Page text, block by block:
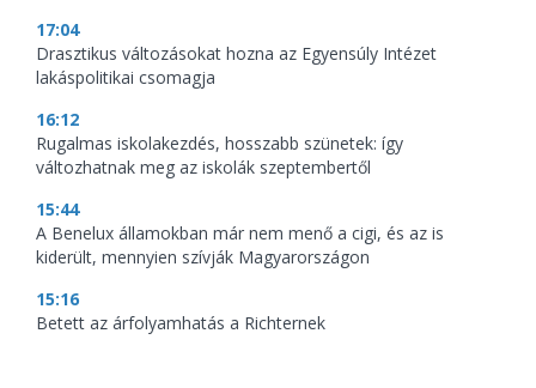
17:04
Drasztikus változásokat hozna az Egyensúly Intézet
lakáspolitikai csomagja
16:12
Rugalmas iskolakezdés, hosszabb szünetek: így
változhatnak meg az iskolák szeptembertől
15:44
A Benelux államokban már nem menő a cigi, és az is
kiderült, mennyien szívják Magyarországon
15:16
Betett az árfolyamhatás a Richternek